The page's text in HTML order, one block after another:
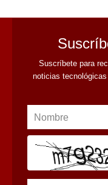
Suscríbete para
noticias
Nombre